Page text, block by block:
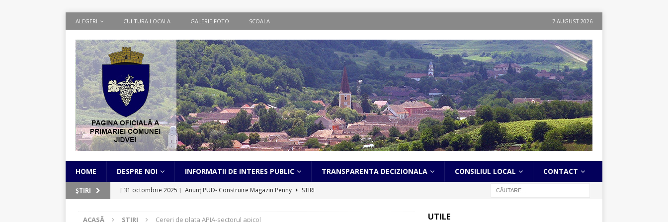
ALEGERI CULTURA LOCALA GALERIE FOTO SCOALA 7 AUGUST 2026
HOME DESPRE NOI INFORMATII DE INTERES PUBLIC TRANSPARENTA DECIZIONALA CONSILIUL LOCAL CONTACT
ȘTIRI [ 31 octombrie 2025 ] Anunț PUD- Construire Magazin Penny
STIRI
ACASĂ STIRI Cereri de plata APIA-sectorul apicol UTILE